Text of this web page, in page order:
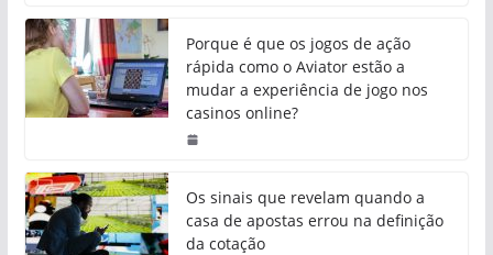
Porque é que os jogos de ação
rápida como o Aviator estão a
mudar a experiência de jogo nos
casinos online?
Os sinais que revelam quando a
casa de apostas errou na definição
da cotação